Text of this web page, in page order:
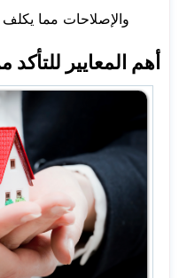
والإصلاحات مما يكلف
أهم المعايير